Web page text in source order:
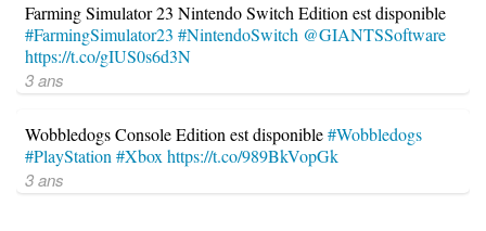
Farming Simulator 23 Nintendo Switch Edition est disponible
#FarmingSimulator23 #NintendoSwitch @GIANTSSoftware
https://t.co/gIUS0s6d3N
3 ans
Wobbledogs Console Edition est disponible#Wobbledogs
#PlayStation#Xboxhttps://t.co/989BkVopGk
3 ans